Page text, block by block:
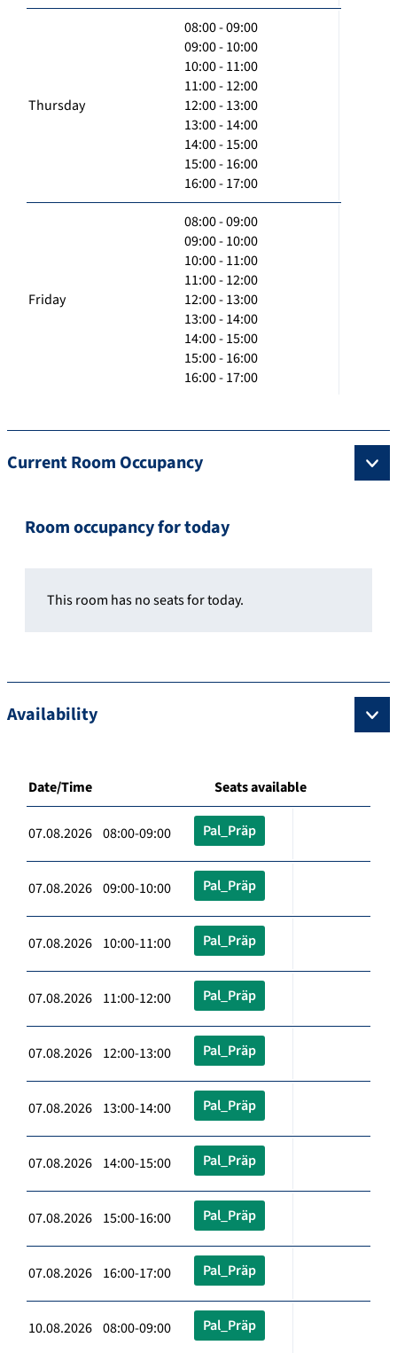
Thursday
08:00 - 09:00
09:00 - 10:00
10:00 - 11:00
11:00 - 12:00
12:00 - 13:00
13:00 - 14:00
14:00 - 15:00
15:00 - 16:00
16:00 - 17:00
Friday
08:00 - 09:00
09:00 - 10:00
10:00 - 11:00
11:00 - 12:00
12:00 - 13:00
13:00 - 14:00
14:00 - 15:00
15:00 - 16:00
16:00 - 17:00
Current Room Occupancy
Room occupancy for today
This room has no seats for today.
Availability
Date/Time Seats available
07.08.2026 08:00-09:00 Pal_Präp
07.08.2026 09:00-10:00 Pal_Präp
07.08.2026 10:00-11:00 Pal_Präp
07.08.2026 11:00-12:00 Pal_Präp
07.08.2026 12:00-13:00 Pal_Präp
07.08.2026 13:00-14:00 Pal_Präp
07.08.2026 14:00-15:00 Pal_Präp
07.08.2026 15:00-16:00 Pal_Präp
07.08.2026 16:00-17:00 Pal_Präp
10.08.2026 08:00-09:00 Pal_Präp